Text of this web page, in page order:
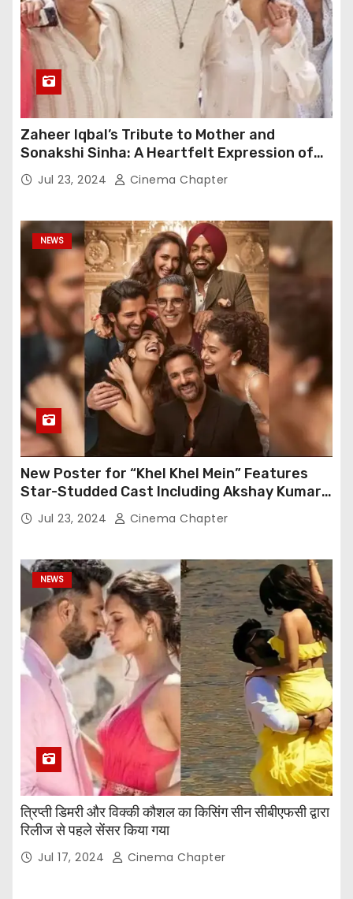
Zaheer Iqbal’s Tribute to Mother and
Sonakshi Sinha: A Heartfelt Expression of
Gratitude
Jul 23, 2024 Cinema Chapter
NEWS
New Poster for “Khel Khel Mein” Features
Star-Studded Cast Including Akshay Kumar,
Taapsee Pannu, Fardeen Khan, and More
Jul 23, 2024 Cinema Chapter
NEWS
त्रिप्ती डिमरी और विक्की कौशल का किसिंग सीन सीबीएफसी द्वारा
रिलीज से पहले सेंसर किया गया
Jul 17, 2024 Cinema Chapter